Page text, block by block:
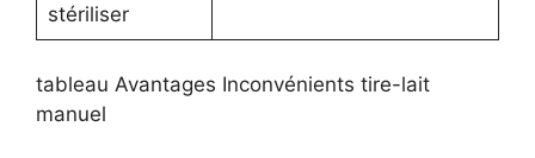
stériliser
tableau Avantages Inconvénients tire-lait
manuel